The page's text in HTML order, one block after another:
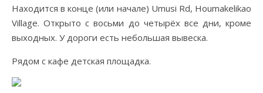
Находится в конце (или начале) Umusi Rd, Houmakelikao
Village. Открыто с восьми до четырёх все дни, кроме
выходных. У дороги есть небольшая вывеска.
Рядом с кафе детская площадка.